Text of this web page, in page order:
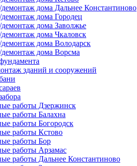
дома Дальнее Константиново
дома Городец
дома Заволжье
дома Чкаловск
дома Володарск
дома Ворсма
зданий и сооружений
работы Дзержинск
работы Балахна
работы Богородск
работы Кстово
работы Бор
работы Арзамас
работы Дальнее Константиново